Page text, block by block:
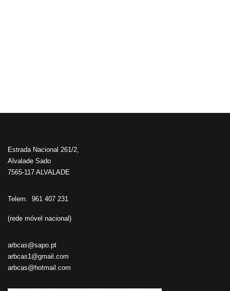
Estrada Nacional 261/2,
Alvalade Sado
7565-117 ALVALADE
Telem. 961 407 231
(rede móvel nacional)
arbcas@sapo.pt
arbcas1@gmail.com
arbcas@hotmail.com